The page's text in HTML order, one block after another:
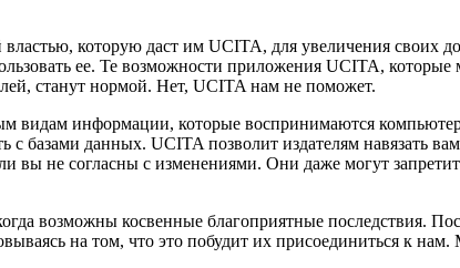
которую даст им UCITA, для увеличения своих
ее. Те возможности приложения UCITA, которые
станут нормой. Нет, UCITA нам не поможет.
информации, которые воспринимаются
базами данных. UCITA позволит издателям навязать
вы не согласны с изменениями. Они даже могут
возможны косвенные благоприятные последствия.
на том, что это побудит их присоединиться к